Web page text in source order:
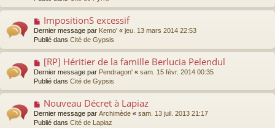
e
e
s
a
e
a
u
m
e
s
s
a
e
N
u
u
m
e
s
a
ImpositionS excessif
Dernier message par Kemo' « jeu. 13 mars 2014 22:53
Publié dans Cité de Gypsis
N
o
u
a
u
m
[RP] Héritier de la famille Berlucia Pelendul
Dernier message par Pendragon' « sam. 15 févr. 2014 00:35
Publié dans Cité de Gypsis
N
u
Nouveau Décret à Lapiaz
Dernier message par Archimède « sam. 13 juil. 2013 21:17
Publié dans Cité de Lapiaz